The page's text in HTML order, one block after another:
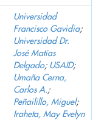
Universidad
Francisco Gavidia;
Universidad Dr.
José Matías
Delgado; USAID;
Umaña Cerna,
Carlos A.;
Peñailillo, Miguel;
Iraheta, May Evelyn